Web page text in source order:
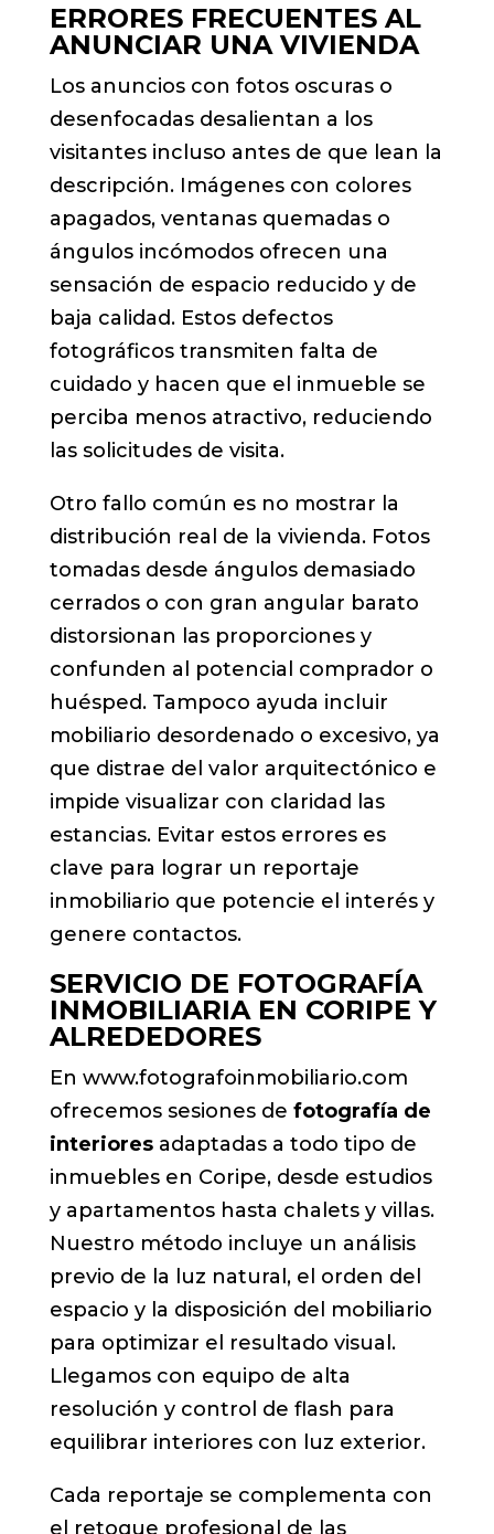
ERRORES FRECUENTES AL
ANUNCIAR UNA VIVIENDA
Los anuncios con fotos oscuras o
desenfocadas desalientan a los
visitantes incluso antes de que lean la
descripción. Imágenes con colores
apagados, ventanas quemadas o
ángulos incómodos ofrecen una
sensación de espacio reducido y de
baja calidad. Estos defectos
fotográficos transmiten falta de
cuidado y hacen que el inmueble se
perciba menos atractivo, reduciendo
las solicitudes de visita.
Otro fallo común es no mostrar la
distribución real de la vivienda. Fotos
tomadas desde ángulos demasiado
cerrados o con gran angular barato
distorsionan las proporciones y
confunden al potencial comprador o
huésped. Tampoco ayuda incluir
mobiliario desordenado o excesivo, ya
que distrae del valor arquitectónico e
impide visualizar con claridad las
estancias. Evitar estos errores es
clave para lograr un reportaje
inmobiliario que potencie el interés y
genere contactos.
SERVICIO DE FOTOGRAFÍA
INMOBILIARIA EN CORIPE Y
ALREDEDORES
En www.fotografoinmobiliario.com
ofrecemos sesiones de fotografía de
interioresadaptadas a todo tipo de
inmuebles en Coripe, desde estudios
y apartamentos hasta chalets y villas.
Nuestro método incluye un análisis
previo de la luz natural, el orden del
espacio y la disposición del mobiliario
para optimizar el resultado visual.
Llegamos con equipo de alta
resolución y control de flash para
equilibrar interiores con luz exterior.
Cada reportaje se complementa con
el retoque profesional de las